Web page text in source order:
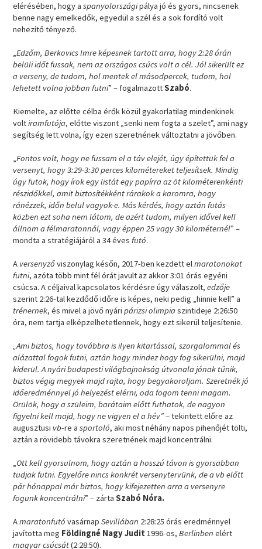
elérésében, hogy aspanyolországipálya jó és gyors, nincsenek
benne nagy emelkedők, egyedül a szél és a sok fordító volt
nehezítő tényező.
„Edzőm, Berkovics Imre képesnek tartott arra, hogy 2:28 órán
belüli időt fussak, nem az országos csúcs volt a cél. Jól sikerült ez
a verseny, de tudom, hol mentek el másodpercek, tudom, hol
lehetett volna jobban futni” – fogalmazottSzabó.
Kiemelte, az előtte célba érők közül gyakorlatilag mindenkinek
voltiramfutója, előtte viszont „senki nem fogta a szelet”, ami nagy
segítség lett volna, így ezen szeretnének változtatni a jövőben.
„Fontos volt, hogy ne fussam el a táv elejét, úgy építettük fel a
versenyt, hogy 3:29-3:30 perces kilométereket teljesítsek. Mindig
úgy futok, hogy írok egy listát egy papírra az öt kilométerenkénti
részidőkkel, amit biztosítékként rárakok a karomra, hogy
ránézzek, időn belül vagyok-e. Más kérdés, hogy aztán futás
közben ezt soha nem látom, de azért tudom, milyen idővel kell
állnom a félmaratonnál, vagy éppen 25 vagy 30 kilométernél” –
mondta a stratégiájáról a 34 évesfutó.
A versenyzőviszonylag későn, 2017-ben kezdett elmaratonokat
futni, azóta több mint fél órát javult az akkor 3:01 órás egyéni
csúcsa. A céljaival kapcsolatos kérdésre úgy válaszolt,edzője
szerint 2:26-tal kezdődő időre is képes, neki pedig „hinnie kell” a
trénernek, és mivel a jövő nyáripárizsi olimpiaszintideje 2:26:50
óra, nem tartja elképzelhetetlennek, hogy ezt sikerül teljesítenie.
„Ami biztos, hogy továbbra is ilyen kitartással, szorgalommal és
alázattal fogok futni, aztán hogy mindez hogy fog sikerülni, majd
kiderül. A nyári budapesti világbajnokság útvonala jónak tűnik,
biztos végig megyek majd rajta, hogy begyakoroljam. Szeretnék jó
időeredménnyel jó helyezést elérni, oda fogom tenni magam.
Örülök, hogy a szüleim, barátaim előtt futhatok, de nagyon
figyelni kell majd, hogy ne vigyen el a hév”– tekintett előre az
augusztusi vb-re asportoló, aki most néhány napos pihenőjét tölti,
aztán a rövidebb távokra szeretnének majd koncentrálni.
„Ott kell gyorsulnom, hogy aztán a hosszú távon is gyorsabban
tudjak futni. Egyelőre nincs konkrét versenytervünk, de a vb előtt
pár hónappal már biztos, hogy kifejezetten arra a versenyre
fogunk koncentrálni” – zártaSzabó Nóra.
AmaratonfutóvasárnapSevillában 2:28:25 órás eredménnyel
javította meg Földingné Nagy Judit 1996-os,Berlinbenelért
magyar csúcsát(2:28:50).